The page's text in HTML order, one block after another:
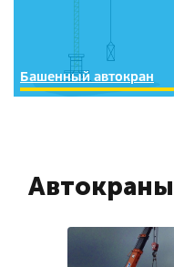
Башенный автокран